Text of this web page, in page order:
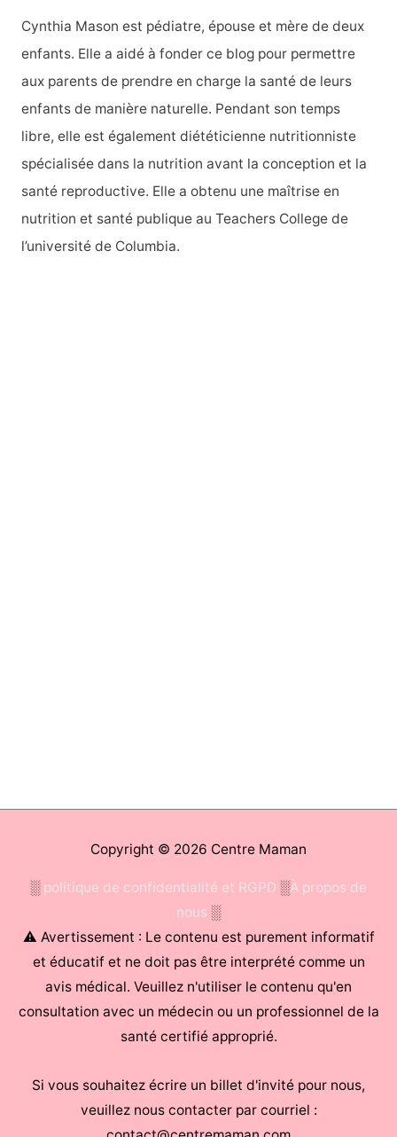
c
h
e
r
:
Cynthia Mason est pédiatre, épouse et mère de deux
enfants. Elle a aidé à fonder ce blog pour permettre
aux parents de prendre en charge la santé de leurs
enfants de manière naturelle. Pendant son temps
libre, elle est également diététicienne nutritionniste
spécialisée dans la nutrition avant la conception et la
santé reproductive. Elle a obtenu une maîtrise en
nutrition et santé publique au Teachers College de
l’université de Columbia.
Copyright © 2026 Centre Maman
░ politique de confidentialité et RGPD ░À propos de
nous ░
⚠ Avertissement : Le contenu est purement informatif
et éducatif et ne doit pas être interprété comme un
avis médical. Veuillez n'utiliser le contenu qu'en
consultation avec un médecin ou un professionnel de la
santé certifié approprié.
Si vous souhaitez écrire un billet d'invité pour nous,
veuillez nous contacter par courriel :